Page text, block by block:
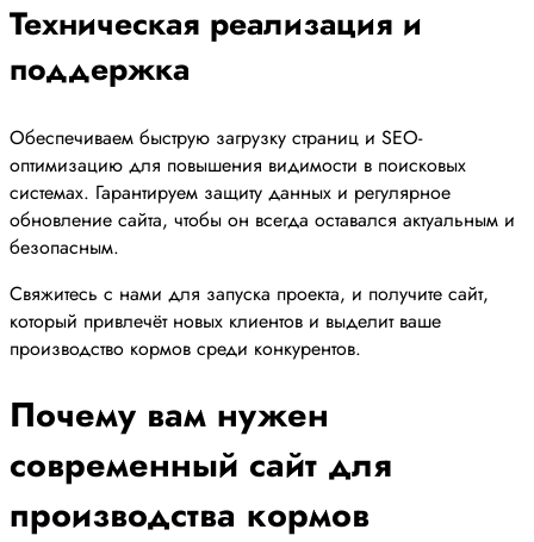
Техническая реализация и
поддержка
Обеспечиваем быструю загрузку страниц и SEO-
оптимизацию для повышения видимости в поисковых
системах. Гарантируем защиту данных и регулярное
обновление сайта, чтобы он всегда оставался актуальным и
безопасным.
Свяжитесь с нами для запуска проекта, и получите сайт,
который привлечёт новых клиентов и выделит ваше
производство кормов среди конкурентов.
Почему вам нужен
современный сайт для
производства кормов